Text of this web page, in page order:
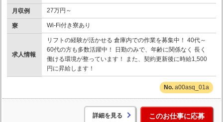
月収例 27万円～
寮 Wi-Fi付き寮あり
求人情報
リフトの経験が活かせる 倉庫内での作業を募集中！ 40代～
60代の方も多数活躍中！ 日勤のみで、年齢に関係なく 長く
働ける環境が整っています！ また、契約更新後に時給1,500
円に昇給します！
a00asq_01a
詳細を見る このお仕事に応募